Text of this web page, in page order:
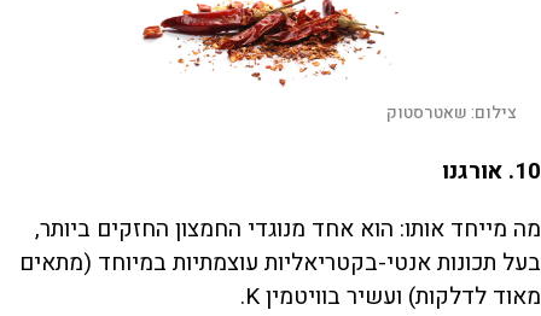
צילום:שאטרסטוק
10. אורגנו
מה מייחד אותו: הוא אחד מנוגדי החמצון החזקים ביותר,
בעל תכונות אנטי-בקטריאליות עוצמתיות במיוחד (מתאים
מאוד לדלקות) ועשיר בוויטמין K.